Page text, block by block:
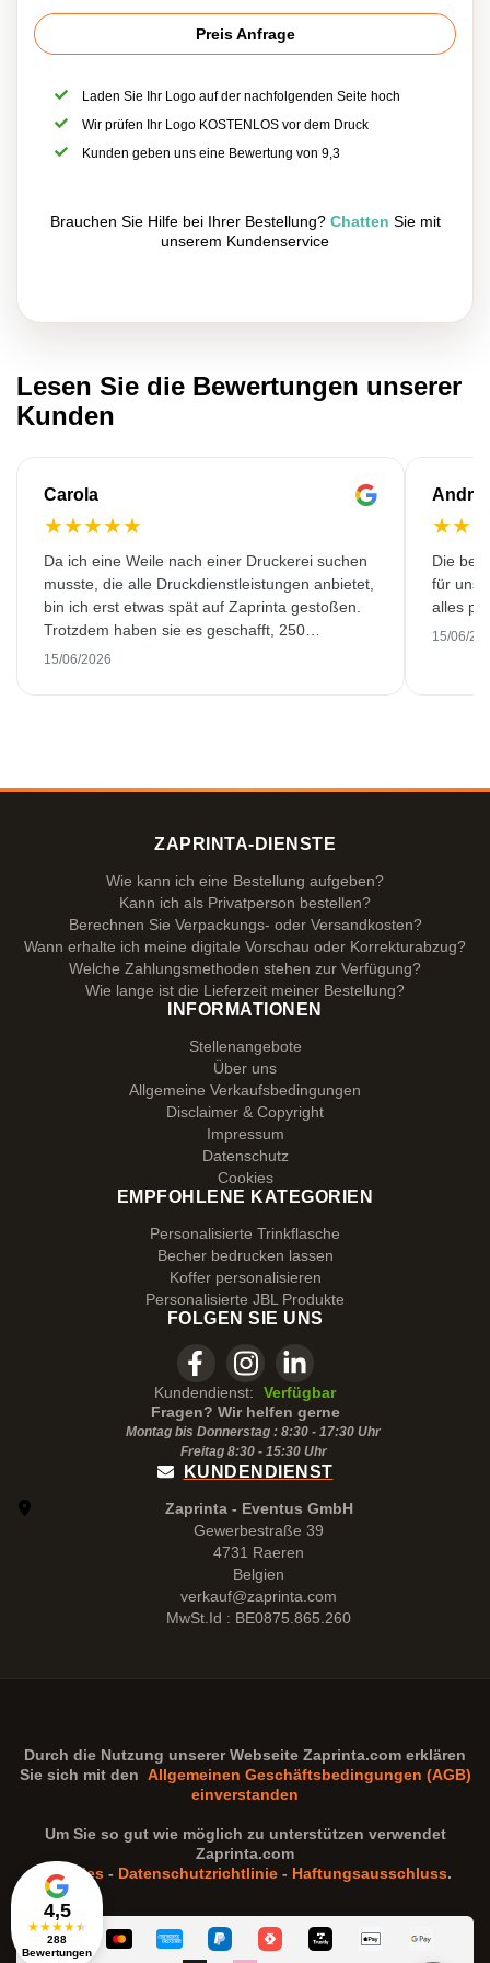
Preis Anfrage
Laden Sie Ihr Logo auf der nachfolgenden Seite hoch
Wir prüfen Ihr Logo KOSTENLOS vor dem Druck
Kunden geben uns eine Bewertung von 9,3
Brauchen Sie Hilfe bei Ihrer Bestellung? Chatten Sie mit
unserem Kundenservice
Lesen Sie die Bewertungen unserer
Kunden
Carola
★★★★★
Da ich eine Weile nach einer Druckerei suchen
musste, die alle Druckdienstleistungen anbietet,
bin ich erst etwas spät auf Zaprinta gestoßen.
Trotzdem haben sie es geschafft, 250
wunderschön bedruckte Emaillebecher
15/06/2026
★★
Die
für
alles
15/06/
4,5
★★★★★
288
Bewertungen
ZAPRINTA-DIENSTE
Wie kann ich eine Bestellung aufgeben?
Kann ich als Privatperson bestellen?
Berechnen Sie Verpackungs- oder Versandkosten?
Wann erhalte ich meine digitale Vorschau oder Korrekturabzug?
Welche Zahlungsmethoden stehen zur Verfügung?
Wie lange ist die Lieferzeit meiner Bestellung?
INFORMATIONEN
Stellenangebote
Über uns
Allgemeine Verkaufsbedingungen
Disclaimer & Copyright
Impressum
Datenschutz
Cookies
EMPFOHLENE KATEGORIEN
Personalisierte Trinkflasche
Becher bedrucken lassen
Koffer personalisieren
Personalisierte JBL Produkte
FOLGEN SIE UNS
Kundendienst:
Verfügbar
Fragen? Wir helfen gerne
Montag bis Donnerstag : 8:30 - 17:30 Uhr
Freitag 8:30 - 15:30Uhr
KUNDENDIENST
Zaprinta - Eventus GmbH
Gewerbestraße 39
4731 Raeren
Belgien
verkauf@zaprinta.com
MwSt.Id : BE0875.865.260
Durch die Nutzung unserer Webseite Zaprinta.com erklären
Sie sich mit den Allgemeinen Geschäftsbedingungen (AGB)
einverstanden
Um Sie so gut wie möglich zu unterstützen verwendet
Zaprinta.com
Cookies - Datenschutzrichtlinie - Haftungsausschluss.